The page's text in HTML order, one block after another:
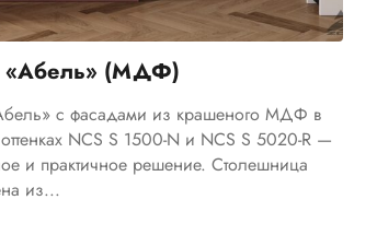
«Абель» (МДФ)
с фасадами из крашеного МДФ в
NCS S 1500-N и NCS S 5020-R —
и практичное решение. Столешница
из...